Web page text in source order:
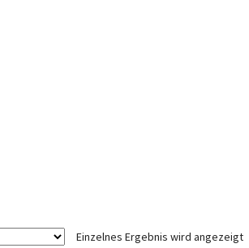
Einzelnes Ergebnis wird angezeigt